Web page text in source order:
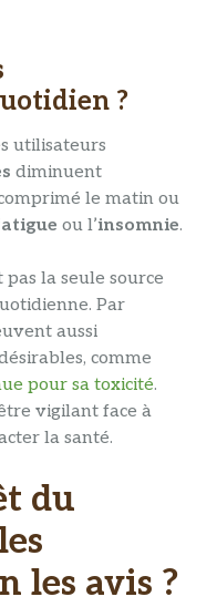
?
utilisateurs
diminuent
le matin ou
ou l’insomnie.
pas la seule source
Par
aussi
comme
pour sa toxicité.
vigilant face à
la santé.
du
les avis ?